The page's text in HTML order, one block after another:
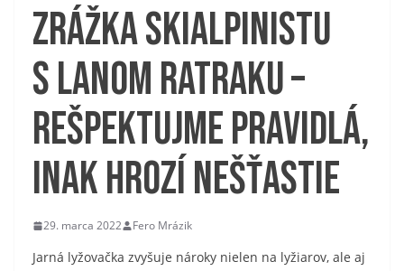
Zrážka skialpinistu
s lanom ratraku –
rešpektujme pravidlá,
inak hrozí nešťastie
29. marca 2022 Fero Mrázik
Jarná lyžovačka zvyšuje nároky nielen na lyžiarov, ale aj